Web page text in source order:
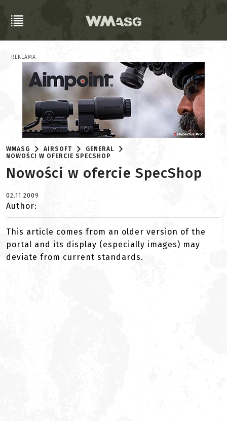
REKLAMA
WMASG AIRSOFT
GENERAL
NOWOŚCI W OFERCIE SPECSHOP
Nowości w ofercie SpecShop
02.11.2009
Author:
This article comes from an older version of the
portal and its display (especially images) may
deviate from current standards.